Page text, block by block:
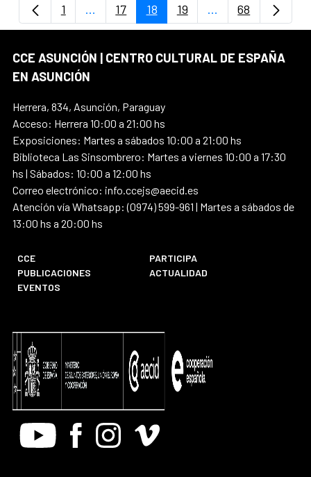
Página
1 ...Páginas intermedias Use TAB para
Página
17 Página
18 Página
19 ...PáginasPágina
68
CCE ASUNCIÓN | CENTRO CULTURAL DE ESPAÑA
EN ASUNCIÓN
Herrera, 834, Asunción, Paraguay
Acceso: Herrera 10:00 a 21:00 hs
Exposiciones: Martes a sábados 10:00 a 21:00 hs
Biblioteca Las Sinsombrero: Martes a viernes 10:00 a 17:30
hs | Sábados: 10:00 a 12:00 hs
Correo electrónico: info.ccejs@aecid.es
Atención vía Whatsapp: (0974) 599-961 | Martes a sábados de
13:00 hs a 20:00 hs
CCE
PARTICIPA
PUBLICACIONES
ACTUALIDAD
EVENTOS
Youtube FacebookInstagram
Vimeo